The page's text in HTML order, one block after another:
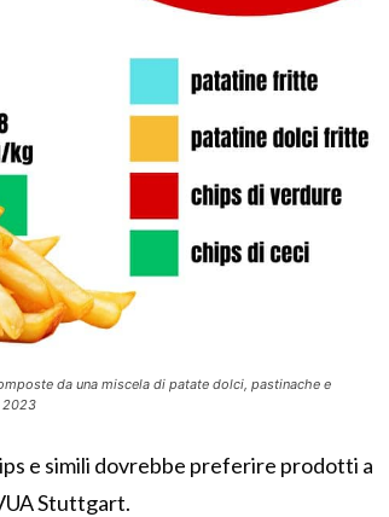
da una miscela di patate dolci, pastinache e
2023
e simili dovrebbe preferire prodotti a
Stuttgart.